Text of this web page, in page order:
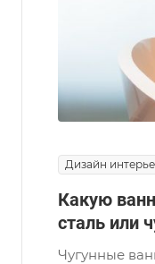
Дизайн
Какую
сталь или
Чугунные